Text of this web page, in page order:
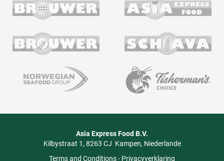
Asia Express Food B.V.
Kilbystraat 1 8263 CJ Kampen Niederlande
Terms and Conditions- Privacyverklaring